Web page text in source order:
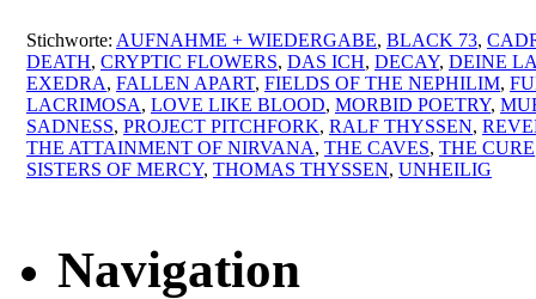
Stichworte: AUFNAHME + WIEDERGABE, BLACK 73,
DEATH, CRYPTIC FLOWERS, DAS ICH, DECAY, DEINE
EXEDRA, FALLEN APART, FIELDS OF THE NEPHILIM,
LACRIMOSA, LOVE LIKE BLOOD, MORBID POETRY,
SADNESS, PROJECT PITCHFORK, RALF THYSSEN,
THE ATTAINMENT OF NIRVANA, THE CAVES, THE CURE
SISTERS OF MERCY, THOMAS THYSSEN, UNHEILIG
Navigation